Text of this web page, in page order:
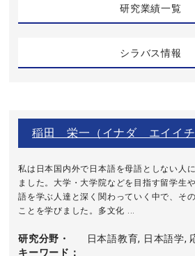
研究業績一覧
シラバス情報
稲田 栄一（イナダ エイイチ
私は日本国内外で日本語を母語としない人
ました。大学・大学院などを目指す留学生
語を学ぶ人達と深く関わっていく中で、そ
ことを学びました。多文化 ...
研究分野・
キーワード
日本語教育, 日本語学,